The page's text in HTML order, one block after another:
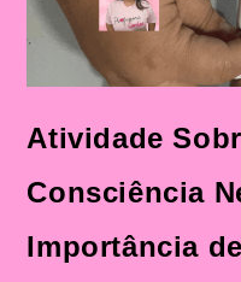
Atividade
Consciência
Importância